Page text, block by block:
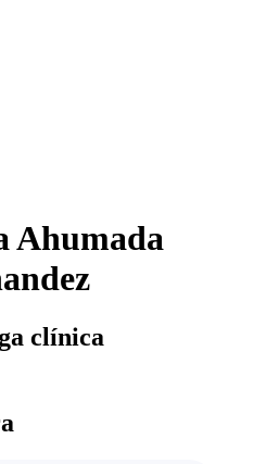
Ahumada
clínica